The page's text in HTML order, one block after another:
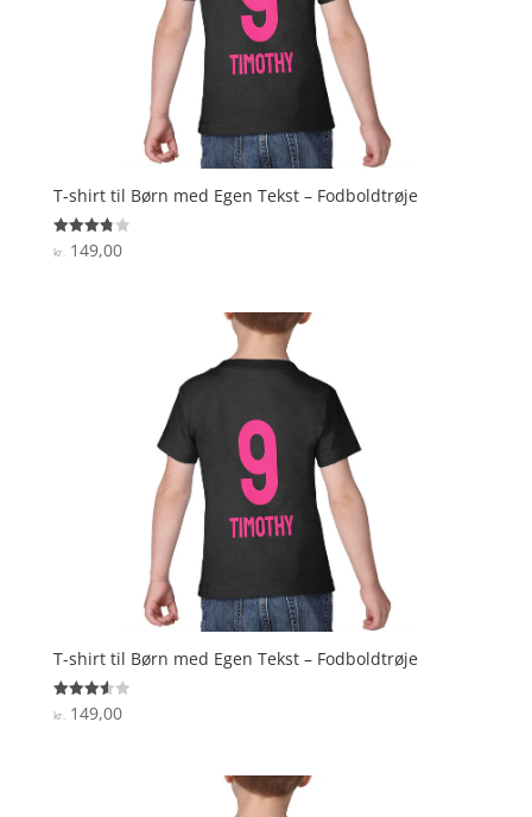
T-shirt til Børn med Egen Tekst – Fodboldtrøje
Vurderet
3.8
kr.149,00
T-shirt til Børn med Egen Tekst – Fodboldtrøje
Vurderet
3.6
kr.149,00